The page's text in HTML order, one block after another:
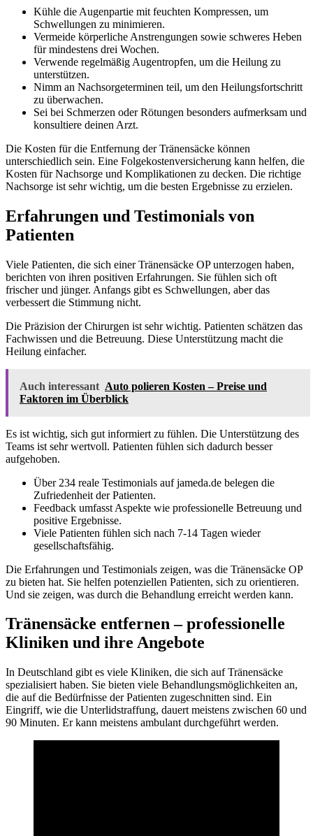
Kühle die Augenpartie mit feuchten Kompressen, um
Schwellungen zu minimieren.
Vermeide körperliche Anstrengungen sowie schweres Heben
für mindestens drei Wochen.
Verwende regelmäßig Augentropfen, um die Heilung zu
unterstützen.
Nimm an Nachsorgeterminen teil, um den Heilungsfortschritt
zu überwachen.
Sei bei Schmerzen oder Rötungen besonders aufmerksam und
konsultiere deinen Arzt.
Die Kosten für die Entfernung der Tränensäcke können
unterschiedlich sein. Eine Folgekostenversicherung kann helfen, die
Kosten für Nachsorge und Komplikationen zu decken. Die richtige
Nachsorge ist sehr wichtig, um die besten Ergebnisse zu erzielen.
Erfahrungen und Testimonials von
Patienten
Viele Patienten, die sich einer Tränensäcke OP unterzogen haben,
berichten von ihren positiven Erfahrungen. Sie fühlen sich oft
frischer und jünger. Anfangs gibt es Schwellungen, aber das
verbessert die Stimmung nicht.
Die Präzision der Chirurgen ist sehr wichtig. Patienten schätzen das
Fachwissen und die Betreuung. Diese Unterstützung macht die
Heilung einfacher.
Auch interessant Auto polieren Kosten – Preise und
Faktoren im Überblick
Es ist wichtig, sich gut informiert zu fühlen. Die Unterstützung des
Teams ist sehr wertvoll. Patienten fühlen sich dadurch besser
aufgehoben.
Über 234 reale Testimonials auf jameda.de belegen die
Zufriedenheit der Patienten.
Feedback umfasst Aspekte wie professionelle Betreuung und
positive Ergebnisse.
Viele Patienten fühlen sich nach 7-14 Tagen wieder
gesellschaftsfähig.
Die Erfahrungen und Testimonials zeigen, was die Tränensäcke OP
zu bieten hat. Sie helfen potenziellen Patienten, sich zu orientieren.
Und sie zeigen, was durch die Behandlung erreicht werden kann.
Tränensäcke entfernen – professionelle
Kliniken und ihre Angebote
In Deutschland gibt es viele Kliniken, die sich auf Tränensäcke
spezialisiert haben. Sie bieten viele Behandlungsmöglichkeiten an,
die auf die Bedürfnisse der Patienten zugeschnitten sind. Ein
Eingriff, wie die Unterlidstraffung, dauert meistens zwischen 60 und
90 Minuten. Er kann meistens ambulant durchgeführt werden.